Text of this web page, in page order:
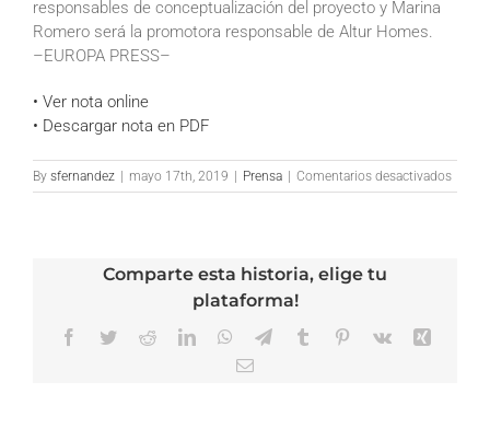
responsables de conceptualización del proyecto y Marina
Romero será la promotora responsable de Altur Homes.
–EUROPA PRESS–
• Ver nota online
• Descargar nota en PDF
By sfernandez | mayo 17th, 2019 | Prensa | Comentarios desactivadosen
La
Comparte esta historia, elige tu
plataforma!
Facebook
TwitterRedditLinkedInWhatsApp
TelegramTumblr Pinterest
Vk
Xing
Email